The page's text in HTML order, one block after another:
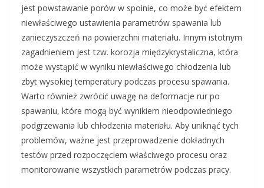
jest powstawanie porów w spoinie, co może być efektem
niewłaściwego ustawienia parametrów spawania lub
zanieczyszczeń na powierzchni materiału. Innym istotnym
zagadnieniem jest tzw. korozja międzykrystaliczna, która
może wystąpić w wyniku niewłaściwego chłodzenia lub
zbyt wysokiej temperatury podczas procesu spawania.
Warto również zwrócić uwagę na deformacje rur po
spawaniu, które mogą być wynikiem nieodpowiedniego
podgrzewania lub chłodzenia materiału. Aby uniknąć tych
problemów, ważne jest przeprowadzenie dokładnych
testów przed rozpoczęciem właściwego procesu oraz
monitorowanie wszystkich parametrów podczas pracy.